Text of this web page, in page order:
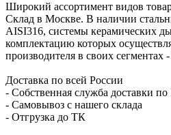
Широкий ассортимент видов
Склад в Москве. В наличии
AISI316, системы керамических
комплектацию которых
производителя в своих
Доставка по всей России
- Собственная служба доставки
- Самовывоз с нашего склада
- Отгрузка до ТК